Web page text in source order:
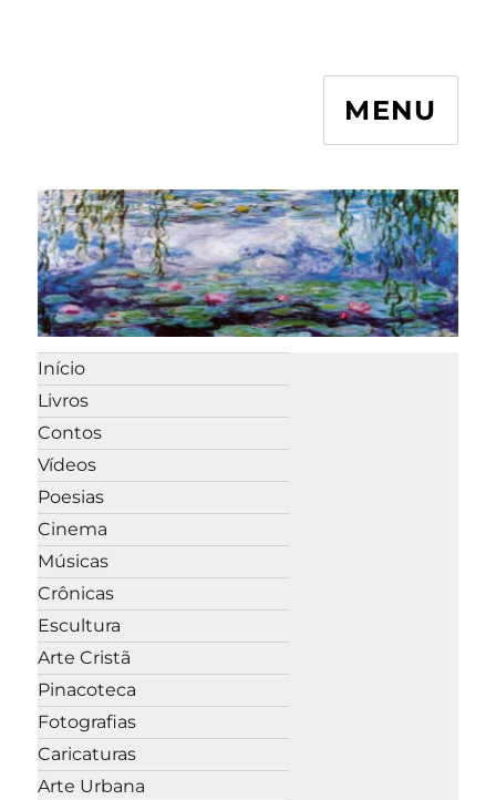
MENU
Início
Livros
Contos
Vídeos
Poesias
Cinema
Músicas
Crônicas
Escultura
Arte Cristã
Pinacoteca
Fotografias
Caricaturas
Arte Urbana